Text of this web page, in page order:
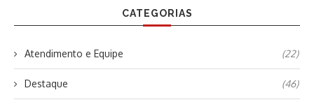
CATEGORIAS
Atendimento e Equipe (22)
Destaque (46)